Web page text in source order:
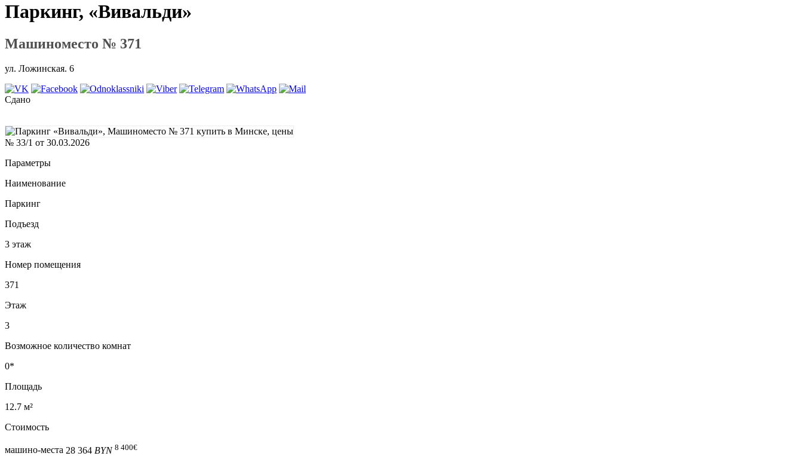
Паркинг, «Вивальди»
Машиноместо № 371
ул. Ложинская. 6
Сдано
№ 33/1 от 30.03.2026
Параметры
Наименование
Паркинг
Подъезд
3 этаж
Номер помещения
371
Этаж
3
Возможное количество комнат
0*
Площадь
12.7 м²
Стоимость
машино-места 28 364 BYN 8 400€